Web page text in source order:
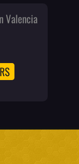
Valencia